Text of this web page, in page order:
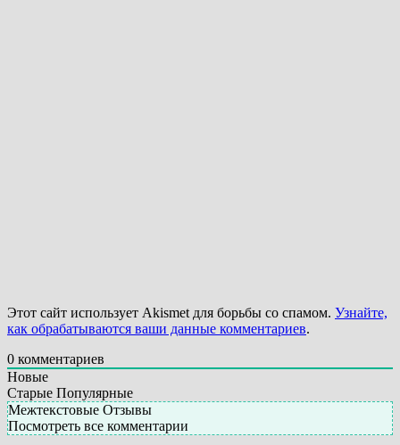
Этот сайт использует Akismet для борьбы со спамом. Узнайте,
как обрабатываются ваши данные комментариев.
0 комментариев
Новые
Старые Популярные
Межтекстовые Отзывы
Посмотреть все комментарии